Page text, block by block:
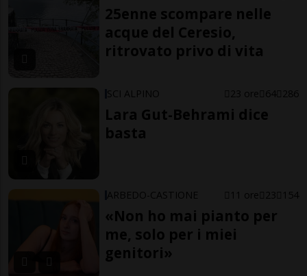
25enne scompare nelle
acque del Ceresio,
ritrovato privo di vita
SCI ALPINO 23 ore 64 286
Lara Gut-Behrami dice
basta
ARBEDO-CASTIONE 11 ore 23 154
«Non ho mai pianto per
me, solo per i miei
genitori»